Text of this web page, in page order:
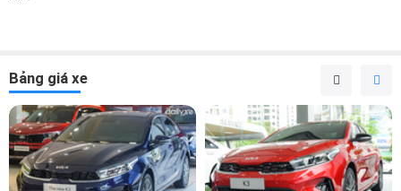
Bảng giá xe